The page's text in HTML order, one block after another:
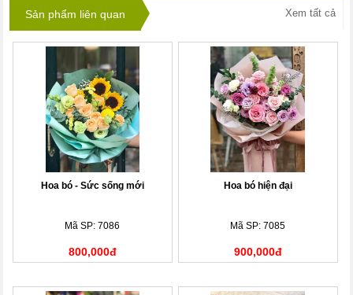
Sản phẩm liên quan Xem tất cả
Hoa bó - Sức sống mới
Mã SP: 7086
800,000đ
Hoa bó hiện đại
Mã SP: 7085
900,000đ